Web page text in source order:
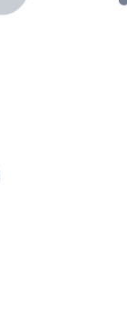
red de
a nuestro